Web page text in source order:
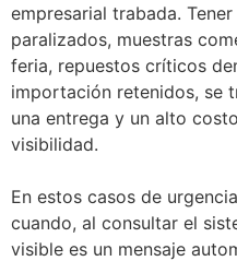
empresarial trabada.
paralizados, muestras
feria, repuestos críticos
importación retenidos, se
una entrega y un alto
visibilidad.
En estos casos de
cuando, al consultar el
visible es un mensaje